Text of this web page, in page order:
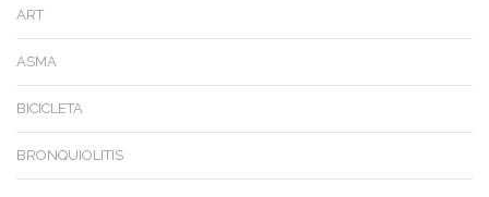
ART
ASMA
BICICLETA
BRONQUIOLITIS